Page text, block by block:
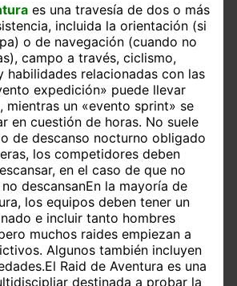
es una travesía de dos o más
incluida la orientación (si
o de navegación (cuando no
campo a través, ciclismo,
habilidades relacionadas con las
expedición» puede llevar
mientras un «evento sprint» se
en cuestión de horas. No suele
de descanso nocturno obligado
los competidores deben
en el caso de que no
descansanEn la mayoría de
los equipos deben tener un
e incluir tanto hombres
muchos raides empiezan a
Algunos también incluyen
Raid de Aventura es una
destinada a probar la